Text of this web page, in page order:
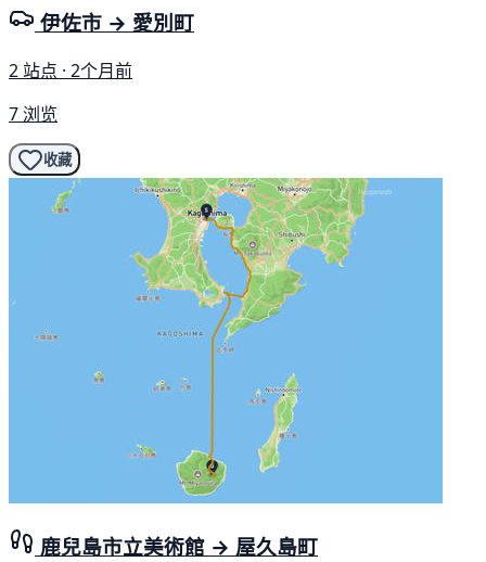
伊佐市 → 愛別町
2 站点 · 2个月前
7 浏览
收藏
鹿兒島市立美術館 → 屋久島町